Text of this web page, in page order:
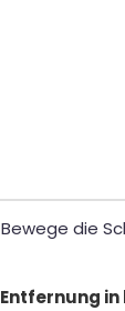
Bewege die
Entfernung in